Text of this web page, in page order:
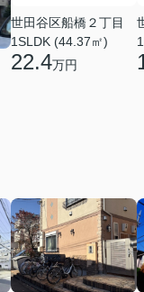
世田谷区船橋２丁目
1SLDK (44.37㎡)
22.4万円